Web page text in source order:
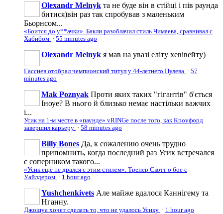
Olexandr Melnyk та не буде він в стійці і пів раунда
битися)він раз так спробував з маленьким
Бьорнсом...
«Боится до у**ачки». Бакли разоблачил стиль Чимаева, сравнивал с
Хабибом · 55 minutes ago
Olexandr Melnyk я мав на увазі еліту хевівейту)
Гассиев отобрал чемпионский титул у 44-летнего Пулева · 57
minutes ago
Mak Poznyak Проти яких таких "гігантів" б'ється
Іноуе? В нього й близько немає настільки важчих
і...
Усик на 1-м месте в «паунде» vRINGe после того, как Кроуфорд
завершил карьеру · 58 minutes ago
Billy Bones Да, к сожалению очень трудно
припомнить, когда последний раз Усик встречался
с соперником такого...
«Усик ещё не дрался с этим стилем». Тренер Скотт о бое с
Уайлдером · 1 hour ago
Yushchenkivets Але майже вдалося Каннігему та
Нганну.
Джошуа хочет сделать то, что не удалось Усику · 1 hour ago